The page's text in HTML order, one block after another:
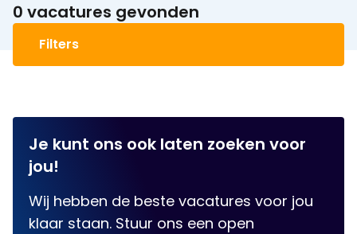
0 vacatures gevonden
Filters
Je kunt ons ook laten zoeken voor
jou!
Wij hebben de beste vacatures voor jou
klaar staan. Stuur ons een open